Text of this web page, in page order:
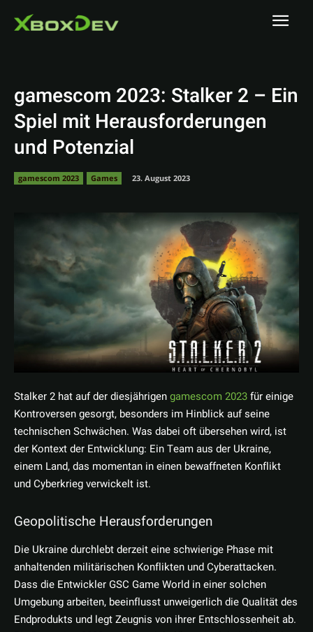
gamescom 2023: Stalker 2 – Ein
Spiel mit Herausforderungen
und Potenzial
gamescom 2023 Games 23. August 2023
Stalker 2 hat auf der diesjährigengamescom 2023für einige
Kontroversen gesorgt, besonders im Hinblick auf seine
technischen Schwächen. Was dabei oft übersehen wird, ist
der Kontext der Entwicklung: Ein Team aus der Ukraine,
einem Land, das momentan in einen bewaffneten Konflikt
und Cyberkrieg verwickelt ist.
Geopolitische Herausforderungen
Die Ukraine durchlebt derzeit eine schwierige Phase mit
anhaltenden militärischen Konflikten und Cyberattacken.
Dass die Entwickler GSC Game World in einer solchen
Umgebung arbeiten, beeinflusst unweigerlich die Qualität des
Endprodukts und legt Zeugnis von ihrer Entschlossenheit ab.